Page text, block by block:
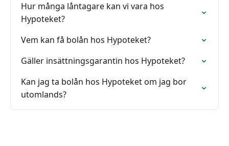
Hur många låntagare kan vi vara hos
Hypoteket?
Vem kan få bolån hos Hypoteket?
Gäller insättningsgarantin hos Hypoteket?
Kan jag ta bolån hos Hypoteket om jag bor
utomlands?